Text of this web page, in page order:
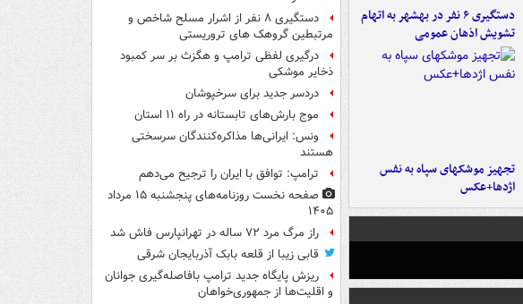
دستگیری ۶ نفر در بهشهر به اتهام
تشویش اذهان عمومی
تجهیز موشکهای سپاه به نفس
اژدها+عکس
دستگیری ۸ نفر از اشرار مسلح شاخص و
مرتبطین گروهک های تروریستی
درگیری لفظی ترامپ و هگزث بر سر کمبود
ذخایر موشکی
دردسر جدید برای سرخپوشان
موج بارش‌های تابستانه در راه ۱۱ استان
ونس: ایرانی‌ها مذاکره‌کنندگان سرسختی
هستند
ترامپ: توافق با ایران را ترجیح می‌دهم
صفحه نخست روزنامه‌های پنجشنبه ۱۵ مرداد
۱۴۰۵
راز مرگ مرد ۷۲ ساله در تهرانپارس فاش شد
قابی زیبا از قلعه بابک آذربایجان شرقی
ریزش پایگاه جدید ترامپ بافاصله‌گیری جوانان
و اقلیت‌ها از جمهوری‌خواهان